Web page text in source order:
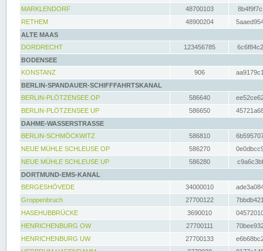
MARKLENDORF
48700103
RETHEM
48900204
ALTE MAAS
DORDRECHT
123456785
BODENSEE
KONSTANZ
906
BERLIN-SPANDAUER-SCHIFFFAHRTSKANAL
BERLIN-PLÖTZENSEE OP
586640
BERLIN-PLÖTZENSEE UP
586650
DAHME-WASSERSTRASSE
BERLIN-SCHMÖCKWITZ
586810
NEUE MÜHLE SCHLEUSE OP
586270
NEUE MÜHLE SCHLEUSE UP
586280
DORTMUND-EMS-KANAL
BERGESHÖVEDE
34000010
Groppenbruch
27700122
HASEHUBBRÜCKE
3690010
HENRICHENBURG OW
27700111
HENRICHENBURG UW
27700133